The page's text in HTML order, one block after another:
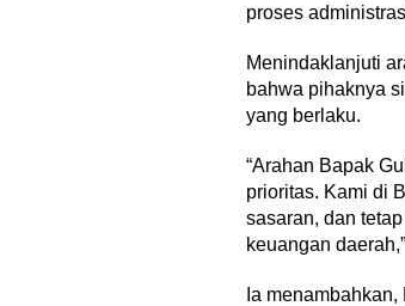
proses
Menindaklanjuti
bahwa pihaknya
yang berlaku.
“Arahan Bapak
prioritas. Kami di
sasaran, dan
keuangan
Ia